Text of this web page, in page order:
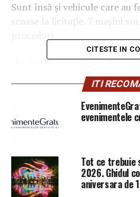
Sunt însă şi vehicule care au
scoase la licitaţie. 7 maşini
„În fiecare miercuri la nivelul
licitaţia la autoturisme, ele se
avem pe stoc acum pornesc
de lei, în funcţie de vechime,
Farc, citat de Digi 24.
URMATORUL
Avertismentul DNA după
CITESTE IN
ITI
evenimentele
Tot ce trebuie
2026. Ghidul
aniversara de